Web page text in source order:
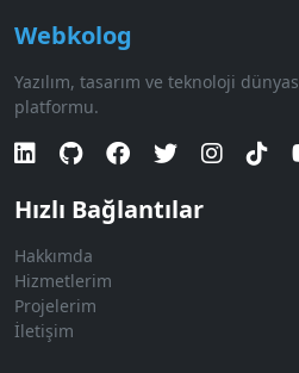
Webkolog
Yazılım, tasarım ve teknoloji
platformu.
Hızlı Bağlantılar
Hakkımda
Hizmetlerim
Projelerim
İletişim